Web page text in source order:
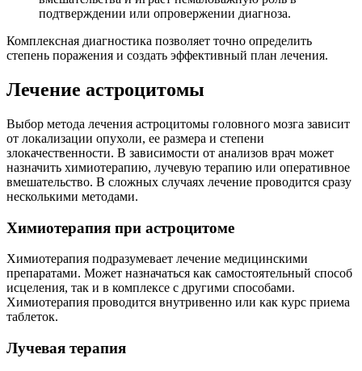
подтверждении или опровержении диагноза.
Комплексная диагностика позволяет точно определить
степень поражения и создать эффективный план лечения.
Лечение астроцитомы
Выбор метода лечения астроцитомы головного мозга зависит
от локализации опухоли, ее размера и степени
злокачественности. В зависимости от анализов врач может
назначить химиотерапию, лучевую терапию или оперативное
вмешательство. В сложных случаях лечение проводится сразу
несколькими методами.
Химиотерапия при астроцитоме
Химиотерапия подразумевает лечение медицинскими
препаратами. Может назначаться как самостоятельный способ
исцеления, так и в комплексе с другими способами.
Химиотерапия проводится внутривенно или как курс приема
таблеток.
Лучевая терапия